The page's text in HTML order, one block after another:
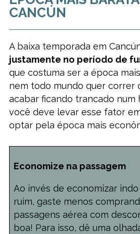
CANCÚN
A baixa temporada em
justamente no período de
que costuma ser a época
nem todo mundo quer correr
acabar ficando trancado num
você deve levar esse fator
optar pela época mais
Economize na passagem
Ao invés de economizar
ruim, gaste menos
passagens aérea com
boa! Para isso, dê uma